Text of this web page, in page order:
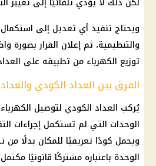
ويحتاج تنفيذ أي تعديل إلى استكمال
والتنظيمية، ثم إعلان القرار
توزيع الكهرباء من تطبيقه على
الفرق بين العداد الكودي
يُركب العداد الكودي لتوصيل
الوحدات التي لم تستكمل إجراءات
ويحمل كودًا تعريفيًا للمكان بدلًا
الوحدة باعتباره مشتركًا قانونيًا مكتمل